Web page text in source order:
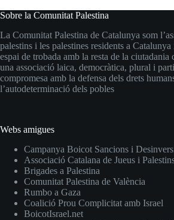
Sobre la Comunitat Palestina
La Comunitat Palestina de Catalunya som
palestins i les palestines residents a
espai de trobada amb la resta de la ciutadania
una associació laica, democràtica, plural i
compromesa amb la defensa dels drets
l’autodeterminació dels pobles
Webs amigues
Campanya Boicot Sancions i
Associació Catalana de Jueus i
Brigades a Palestina
Comunitat Palestina de València
Rumbo a Gaza
Coalició Prou Complicitat amb Israel
BoicotIsrael.net